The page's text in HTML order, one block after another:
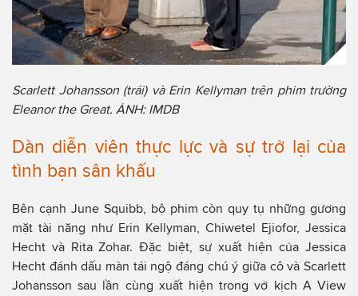
Scarlett Johansson (trái) và Erin Kellyman trên phim trường
Eleanor the Great. ẢNH: IMDB
Dàn diễn viên thực lực và sự trở lại của
tình bạn sân khấu
Bên cạnh June Squibb, bộ phim còn quy tụ những gương
mặt tài năng như Erin Kellyman, Chiwetel Ejiofor, Jessica
Hecht và Rita Zohar. Đặc biệt, sự xuất hiện của Jessica
Hecht đánh dấu màn tái ngộ đáng chú ý giữa cô và Scarlett
Johansson sau lần cùng xuất hiện trong vở kịch A View